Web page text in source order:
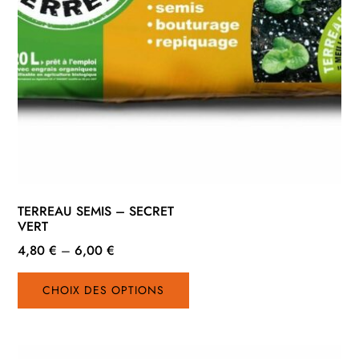
TERREAU SEMIS – SECRET
VERT
4,80€ –6,00€
CHOIX DES OPTIONS
Ce
a